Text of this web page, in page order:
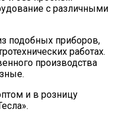
с различными
подобных приборов,
работах.
производства
и в розницу